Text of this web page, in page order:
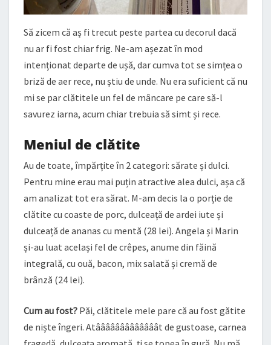
Să zicem că aș fi trecut peste partea cu decorul dacă
nu ar fi fost chiar frig. Ne-am așezat în mod
intenționat departe de ușă, dar cumva tot se simțea o
briză de aer rece, nu știu de unde. Nu era suficient că nu
mi se par clătitele un fel de mâncare pe care să-l
savurez iarna, acum chiar trebuia să simt și rece.
Meniul de clătite
Au de toate, împărțite în 2 categori: sărate și dulci.
Pentru mine erau mai puțin atractive alea dulci, așa că
am analizat tot era sărat. M-am decis la o porție de
clătite cu coaste de porc, dulceață de ardei iute și
dulceață de ananas cu mentă (28 lei). Angela și Marin
și-au luat același fel de crêpes, anume din făină
integrală, cu ouă, bacon, mix salată și cremă de
brânză (24 lei).
Cum au fost? Păi, clătitele mele pare că au fost gătite
de niște îngeri. Atââââââââââââât de gustoase, carnea